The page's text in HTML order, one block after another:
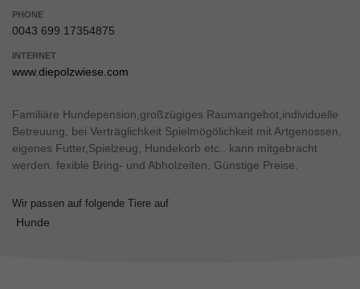
PHONE
0043 699 17354875
INTERNET
www.diepolzwiese.com
Familiäre Hundepension,großzügiges Raumangebot,individuelle
Betreuung, bei Verträglichkeit Spielmögölichkeit mit Artgenossen,
eigenes Futter,Spielzeug, Hundekorb etc.. kann mitgebracht
werden. fexible Bring- und Abholzeiten. Günstige Preise.
Wir passen auf folgende Tiere auf
Hunde